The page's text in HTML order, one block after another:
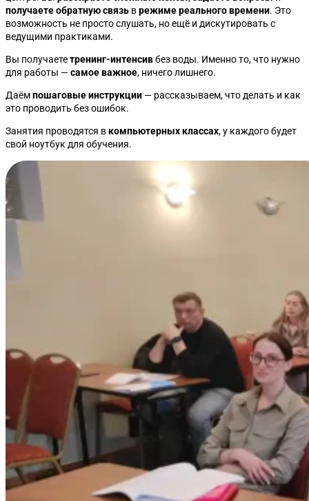
получаете обратную связь врежиме реального времени. Это
возможность не просто слушать, но ещё и дискутировать с
ведущими практиками.
Вы получаететренинг-интенсивбез воды. Именно то, что нужно
для работы —самое важное, ничего лишнего.
Даёмпошаговые инструкции — рассказываем, что делать и как
это проводить без ошибок.
Занятия проводятся вкомпьютерных классах, у каждого будет
свой ноутбук для обучения.